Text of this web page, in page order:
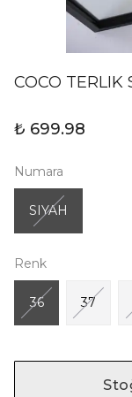
COCO TERLIK
₺ 699.98
Numara
SIYAH
Renk
36 37